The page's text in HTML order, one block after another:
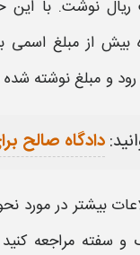
نوشت. با این
از مبلغ اسمی
و مبلغ نوشته
دادگاه صالح
بیشتر در مورد
و سفته مراجعه